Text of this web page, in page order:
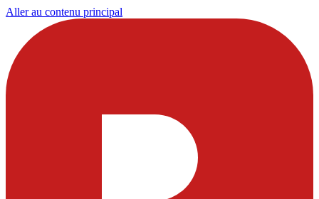
Aller au contenu principal